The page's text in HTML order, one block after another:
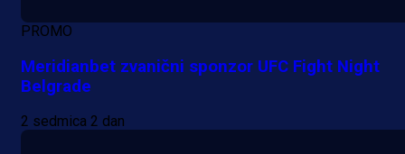
PROMO
Meridianbet zvanični sponzor UFC Fight Night
Belgrade
2 sedmica 2 dan